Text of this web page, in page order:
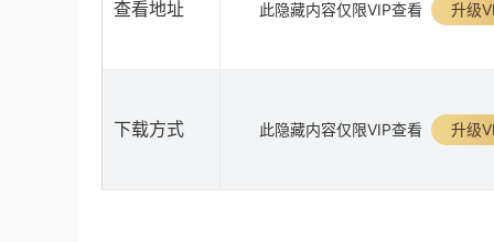
查看地址 此隐藏内容仅限VIP查看 升级
下载方式 此隐藏内容仅限VIP查看 升级